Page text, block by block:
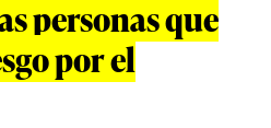
personas que
por el